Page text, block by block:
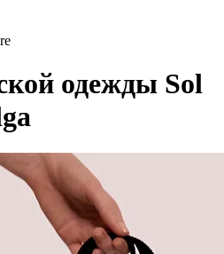
одежды Sol